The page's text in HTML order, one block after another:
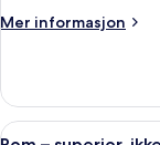
balkong
4-
6/F)
Mer informasjon
Mer
–
standard,
ikke-
Åpne
6